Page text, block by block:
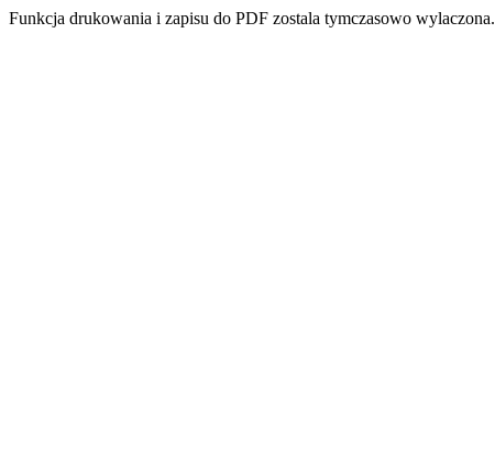
Funkcja drukowania i zapisu do PDF zostala tymczasowo wylaczona.